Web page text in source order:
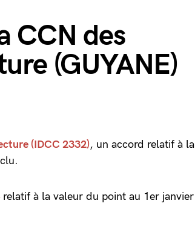
CCN des
(GUYANE)
(IDCC 2332), un accord relatif à la
relatif à la valeur du point au 1er janvier